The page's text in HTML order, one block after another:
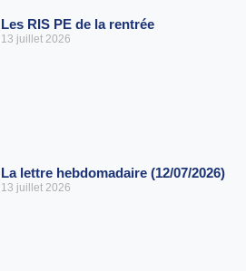
Les RIS PE de la rentrée
13 juillet 2026
La lettre hebdomadaire (12/07/2026)
13 juillet 2026